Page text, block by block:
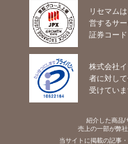
リセマム
営するサー
証券コー
株式会社
者に対し
受けていま
紹介した商品/
売上の一部が弊
当サイトに掲載の記事